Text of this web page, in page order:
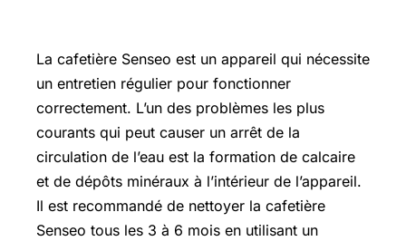
La cafetière Senseo est un appareil qui nécessite
un entretien régulier pour fonctionner
correctement. L’un des problèmes les plus
courants qui peut causer un arrêt de la
circulation de l’eau est la formation de calcaire
et de dépôts minéraux à l’intérieur de l’appareil.
Il est recommandé de nettoyer la cafetière
Senseo tous les 3 à 6 mois en utilisant un